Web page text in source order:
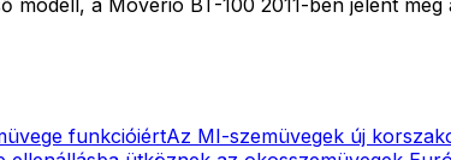
funkcióiértAz MI-szemüvegek új